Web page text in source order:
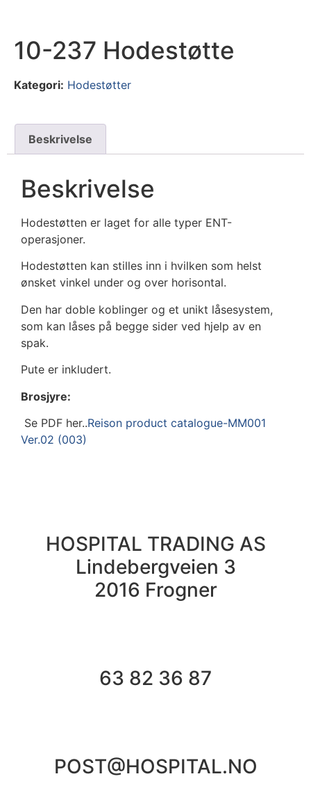
10-237 Hodestøtte
Kategori: Hodestøtter
Beskrivelse
Beskrivelse
Hodestøtten er laget for alle typer ENT-
operasjoner.
Hodestøtten kan stilles inn i hvilken som helst
ønsket vinkel under og over horisontal.
Den har doble koblinger og et unikt låsesystem,
som kan låses på begge sider ved hjelp av en
spak.
Pute er inkludert.
Brosjyre:
Se PDF her..Reison product catalogue-MM001
Ver.02 (003)
HOSPITAL TRADING AS
Lindebergveien 3
2016 Frogner
63 82 36 87
POST@HOSPITAL.NO